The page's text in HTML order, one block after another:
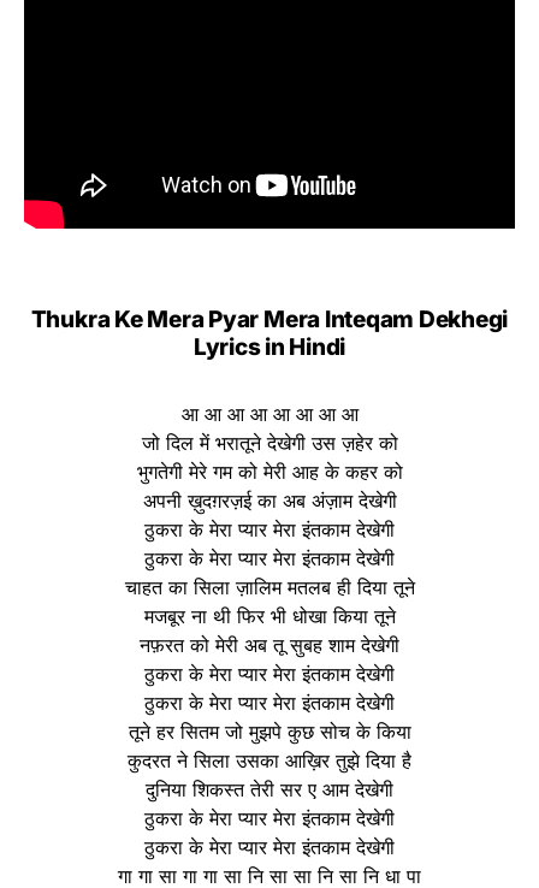
Thukra Ke Mera Pyar Mera Inteqam Dekhegi
Lyrics in Hindi
आ आ आ आ आ आ आ आ
जो दिल में भरातूने देखेगी उस ज़हेर को
भुगतेगी मेरे गम को मेरी आह के कहर को
अपनी ख़ुदग़रज़ई का अब अंज़ाम देखेगी
ठुकरा के मेरा प्यार मेरा इंतकाम देखेगी
ठुकरा के मेरा प्यार मेरा इंतकाम देखेगी
चाहत का सिला ज़ालिम मतलब ही दिया तूने
मजबूर ना थी फिर भी धोखा किया तूने
नफ़रत को मेरी अब तू सुबह शाम देखेगी
ठुकरा के मेरा प्यार मेरा इंतकाम देखेगी
ठुकरा के मेरा प्यार मेरा इंतकाम देखेगी
तूने हर सितम जो मुझपे कुछ सोच के किया
कुदरत ने सिला उसका आख़िर तुझे दिया है
दुनिया शिकस्त तेरी सर ए आम देखेगी
ठुकरा के मेरा प्यार मेरा इंतकाम देखेगी
ठुकरा के मेरा प्यार मेरा इंतकाम देखेगी
गा गा सा गा गा सा नि सा सा नि सा नि धा पा